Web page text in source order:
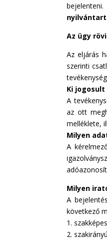
Az ügy
Az eljárás
szerinti
Ki jogosult
A
az ott
melléklete,
Milyen
A
Milyen
A
következő
1.
2.